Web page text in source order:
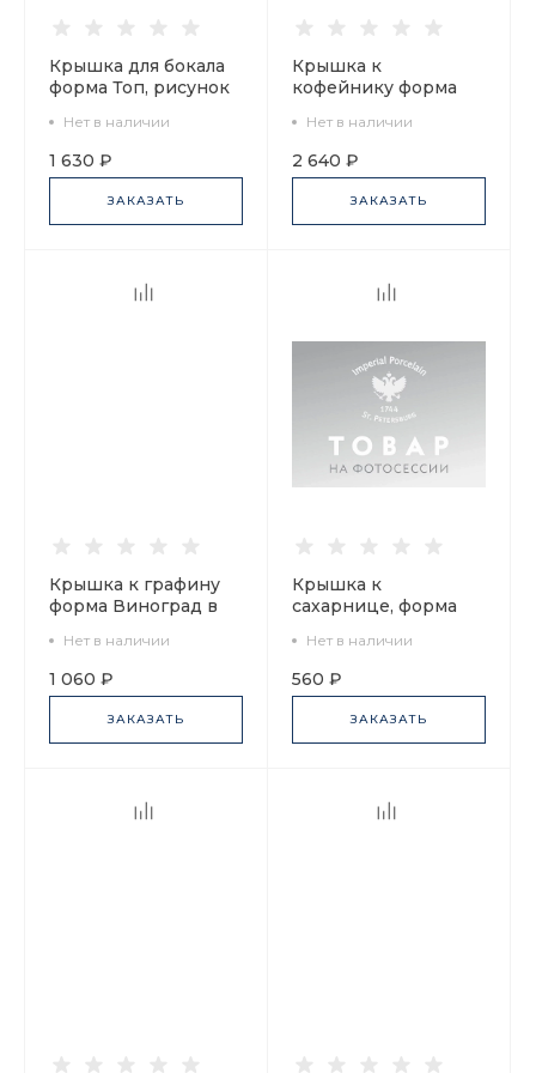
Крышка для бокала
форма Топ, рисунок
арт 80.48077.00.1
Нет в наличии
1 630 ₽
ЗАКАЗАТЬ
Крышка к
кофейнику форма
Кобальтовая сетка,
арт 80.69331.00.1
Нет в наличии
2 640 ₽
ЗАКАЗАТЬ
Крышка к графину
форма Виноград в
80.01715.00.1
Нет в наличии
1 060 ₽
ЗАКАЗАТЬ
Крышка к
сахарнице, форма
Народные узоры, арт
80.72230.00.1
Нет в наличии
560 ₽
ЗАКАЗАТЬ